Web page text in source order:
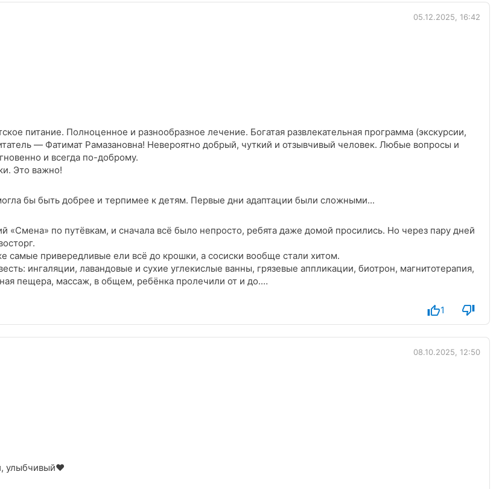
05.12.2025, 16:42
питание. Полноценное и разнообразное лечение. Богатая развлекательная программа (экскурсии,
— Фатимат Рамазановна! Невероятно добрый, чуткий и отзывчивый человек. Любые вопросы и
и всегда по-доброму.
Это важно!
бы быть добрее и терпимее к детям. Первые дни адаптации были сложными...
«Смена» по путёвкам, и сначала всё было непросто, ребята даже домой просились. Но через пару дней
самые привередливые ели всё до крошки, а сосиски вообще стали хитом.
ингаляции, лавандовые и сухие углекислые ванны, грязевые аппликации, биотрон, магнитотерапия,
пещера, массаж, в общем, ребёнка пролечили от и до.
огонь: экскурсии по городу, боулинг, кино, террариум, музеи, дети приходили счастливые.
персоналу пожелание стать чуть терпимее и мягче. В целом, однозначно рекомендуем, дети
1
08.10.2025, 12:50
улыбчивый❤️